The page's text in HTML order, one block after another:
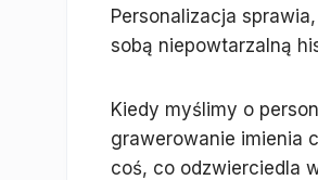
Personalizacja
sobą niepowtarzalną
Kiedy myślimy o
grawerowanie imienia
coś, co odzwierciedla